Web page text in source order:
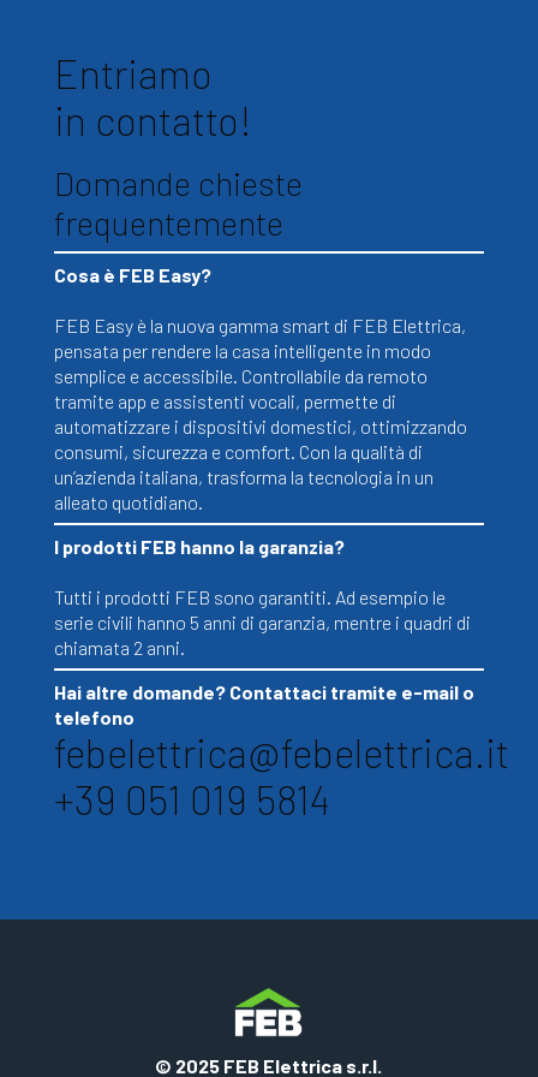
Entriamo
in contatto!
Domande chieste
frequentemente
Cosa è FEB Easy?
FEB Easy è la nuova gamma smart di FEB Elettrica,
pensata per rendere la casa intelligente in modo
semplice e accessibile. Controllabile da remoto
tramite app e assistenti vocali, permette di
automatizzare i dispositivi domestici, ottimizzando
consumi, sicurezza e comfort. Con la qualità di
un’azienda italiana, trasforma la tecnologia in un
alleato quotidiano.
I prodotti FEB hanno la garanzia?
Tutti i prodotti FEB sono garantiti. Ad esempio le
serie civili hanno 5 anni di garanzia, mentre i quadri di
chiamata 2 anni.
Hai altre domande? Contattaci tramite e-mail o
telefono
febelettrica@febelettrica.it
+39 051 019 5814
© 2025 FEB Elettrica s.r.l.